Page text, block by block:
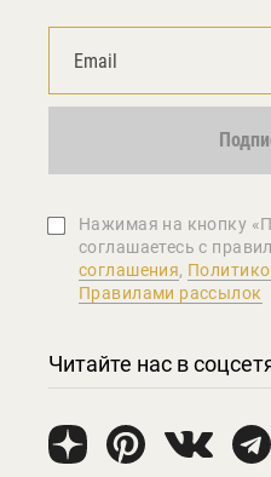
Нажимая на кнопку
соглашаетеcь с
соглашения,
Правилами рассылок
Читайте нас в